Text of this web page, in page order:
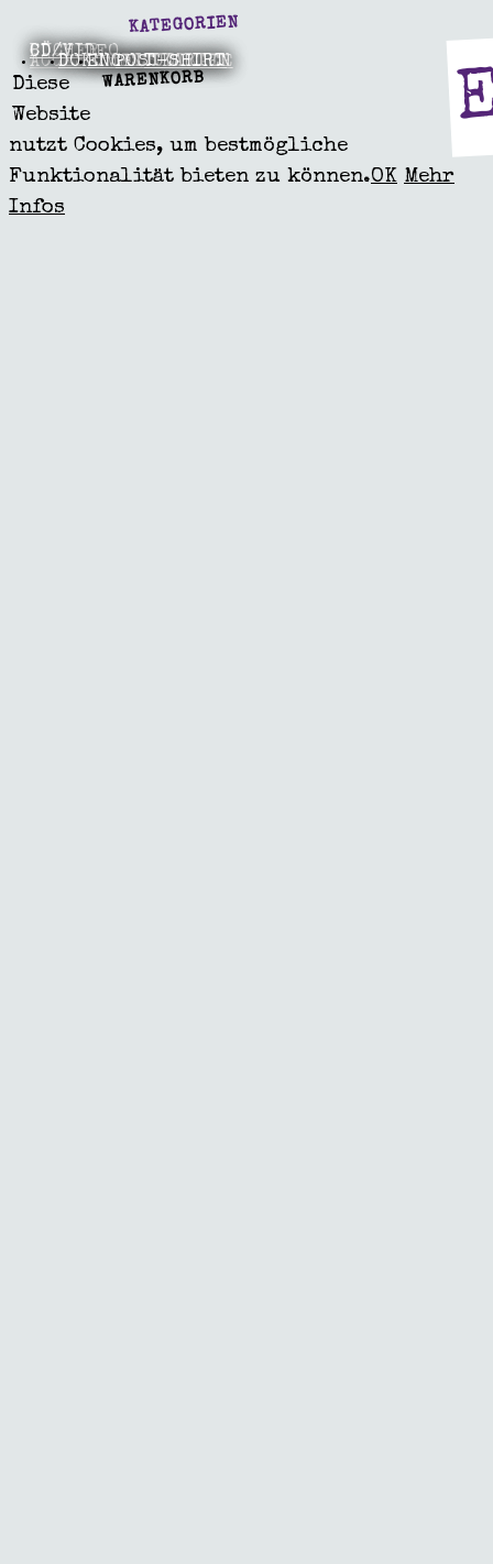
KATEGORIEN
ACCESSOIRES
BÜCHER
CD/VIDEO
DOKUMENTE
ENGEL UNIKATE
POSTKARTEN
T-SHIRT
WARENKORB
Diese
Website
nutzt Cookies, um bestmögliche
Funktionalität bieten zu können.OK Mehr
Infos